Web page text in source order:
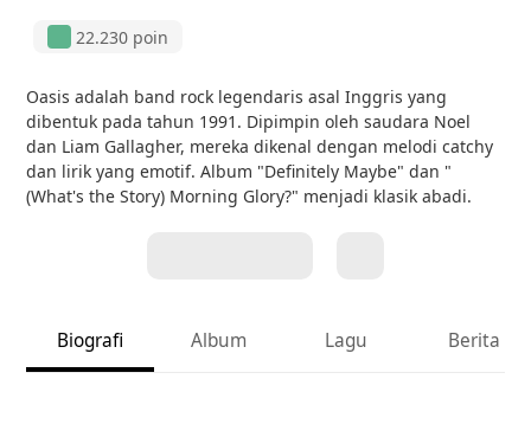
22.230 poin
Oasis adalah band rock legendaris asal Inggris yang
dibentuk pada tahun 1991. Dipimpin oleh saudara Noel
dan Liam Gallagher, mereka dikenal dengan melodi catchy
dan lirik yang emotif. Album "Definitely Maybe" dan "
(What's the Story) Morning Glory?" menjadi klasik abadi.
Biografi Album Lagu Berita